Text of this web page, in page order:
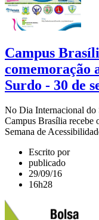
Campus
comemoração
Surdo - 30 de
No Dia Internacional do
Campus Brasília recebe
Semana de
Escrito por
publicado
29/09/16
16h28